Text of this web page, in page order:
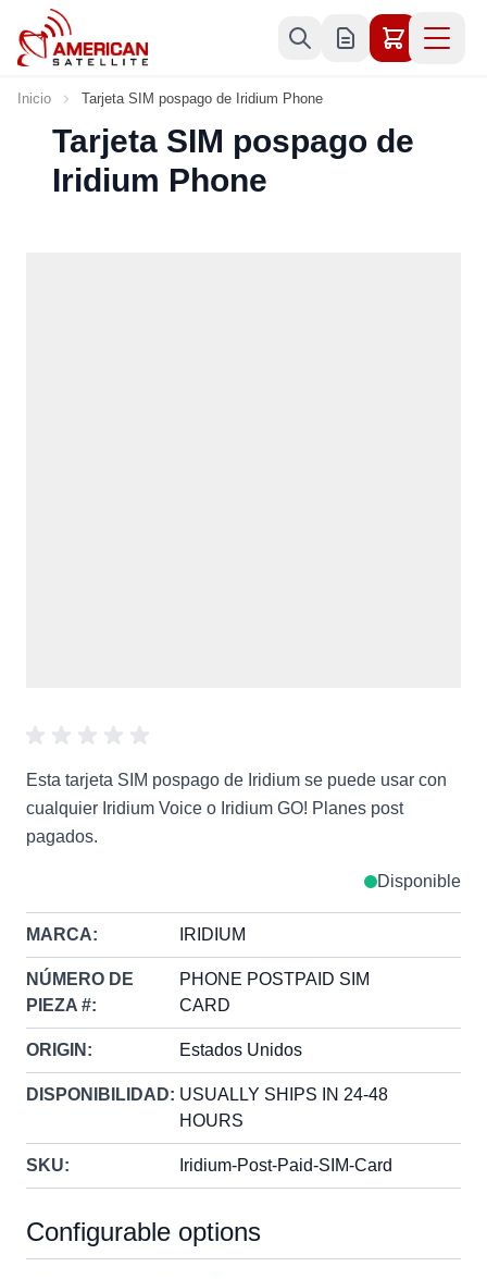
Ir al contenido
Inicio Tarjeta SIM pospago de Iridium Phone
Tarjeta SIM pospago de
Iridium Phone
Esta tarjeta SIM pospago de Iridium se puede usar con
cualquier Iridium Voice o Iridium GO! Planes post
pagados.
Disponible
MARCA: IRIDIUM
NÚMERO DE
PIEZA #:
PHONE POSTPAID SIM
CARD
ORIGIN: Estados Unidos
DISPONIBILIDAD: USUALLY SHIPS IN 24-48
HOURS
SKU: Iridium-Post-Paid-SIM-Card
Configurable options